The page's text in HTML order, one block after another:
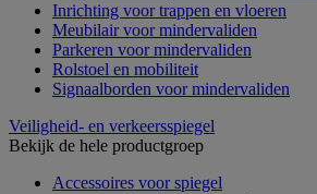
Inrichting voor trappen en vloeren
Meubilair voor mindervaliden
Parkeren voor mindervaliden
Rolstoel en mobiliteit
Signaalborden voor mindervaliden
Veiligheid- en verkeersspiegel
Bekijk de hele productgroep
Accessoires voor spiegel